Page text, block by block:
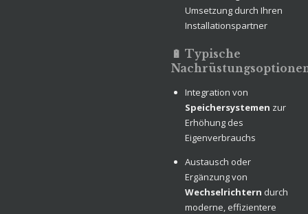
Umsetzung durch Ihren
Installationspartner
🔋 Typische
Integration von
Speichersystemen zur
Erhöhung des
Eigenverbrauchs
Austausch oder
Ergänzung von
Wechselrichtern durch
moderne, effizientere